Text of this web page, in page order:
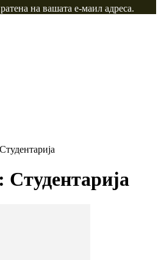
на вашата е-маил адреса.
Студентарија
Студентарија